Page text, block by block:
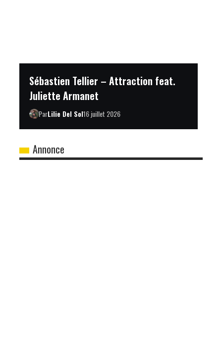
Sébastien Tellier – Attraction feat.
Juliette Armanet
ParLilie Del Sol16 juillet 2026
Annonce